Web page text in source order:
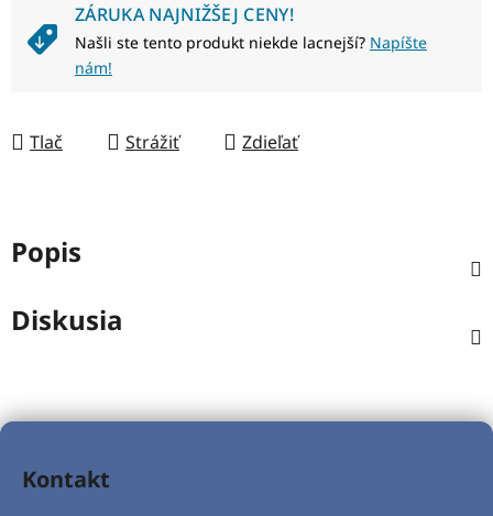
ZÁRUKA NAJNIŽŠEJ CENY!
Našli ste tento produkt niekde lacnejší? Napíšte
nám!
Tlač Strážiť Zdieľať
Popis
Diskusia
Z
Kontakt